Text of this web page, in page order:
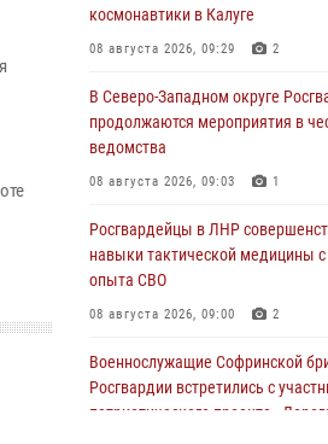
космонавтики в Калуге
08 августа 2026, 09:29 2
В Северо-Западном округе
продолжаются мероприятия в
ведомства
08 августа 2026, 09:03 1
Росгвардейцы в ЛНР
навыки тактической медицины с
опыта СВО
08 августа 2026, 09:00 2
Военнослужащие Софринской
Росгвардии встретились с
патриотического проекта